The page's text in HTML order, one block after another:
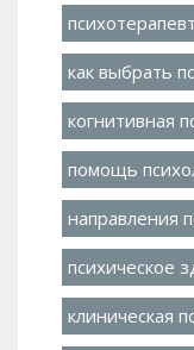
психотерапевт
как выбрать
когнитивная
помощь
направления
психическое
клиническая